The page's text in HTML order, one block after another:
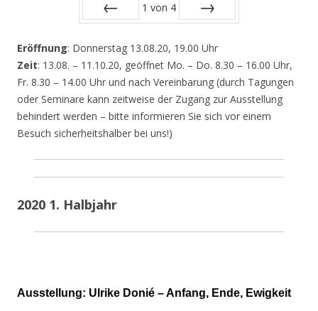
1 von 4
Eröffnung: Donnerstag 13.08.20, 19.00 Uhr
Zeit: 13.08. – 11.10.20, geöffnet Mo. – Do. 8.30 – 16.00 Uhr,
Fr. 8.30 – 14.00 Uhr und nach Vereinbarung (durch Tagungen
oder Seminare kann zeitweise der Zugang zur Ausstellung
behindert werden – bitte informieren Sie sich vor einem
Besuch sicherheitshalber bei uns!)
2020 1. Halbjahr
Ausstellung: Ulrike Donié – Anfang, Ende, Ewigkeit